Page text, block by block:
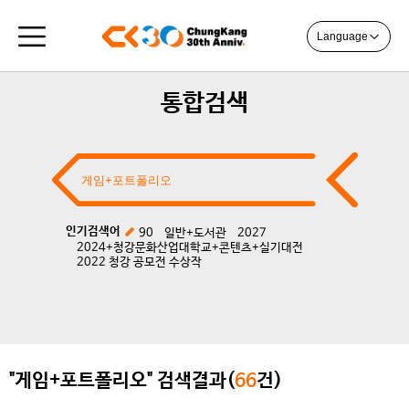
Language
통합검색
인기검색어 90 일반+도서관
2027
2024+청강문화산업대학교+콘텐츠+실기대전
2022 청강 공모전 수상작
"게임+포트폴리오" 검색결과(66건)